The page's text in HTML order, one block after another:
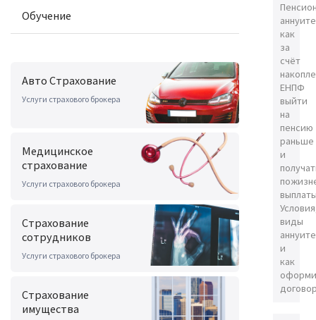
Обучение
Авто Страхование
Услуги страхового брокера
Медицинское
страхование
Услуги страхового брокера
Страхование
сотрудников
Услуги страхового брокера
Страхование
имущества
как
за
счёт
ЕНПФ
выйти
на
пенсию
раньше
и
виды
и
как